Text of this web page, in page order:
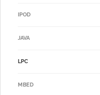
IPOD
JAVA
LPC
MBED